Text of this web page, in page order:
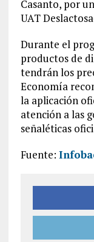
Casanto, por
UAT
Durante el
productos de
tendrán los
Economía
la aplicación
atención a las
señaléticas
Fuente: